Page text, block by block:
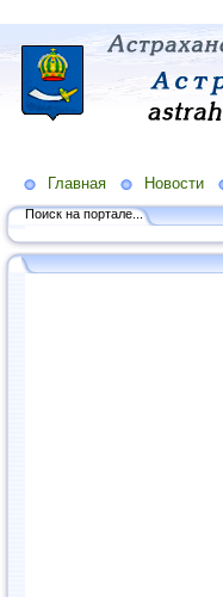
Главная Новости
Поиск на портале...